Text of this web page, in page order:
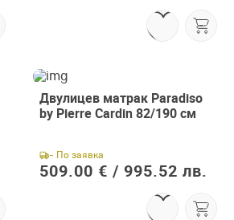
Двулицев матрак Paradiso
by Pierre Cardin 82/190 см
- По заявка
509.00 € / 995.52 лв.